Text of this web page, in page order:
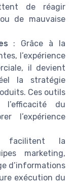
de réagir
de mauvaise
: Grâce à la
l’expérience
il devient
la stratégie
Ces outils
l’efficacité du
l’expérience
la
marketing,
d’informations
exécution du